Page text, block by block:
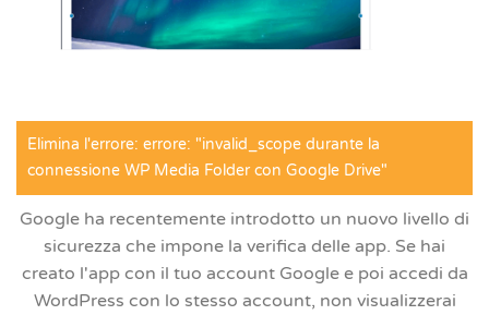
Elimina l'errore: errore: "invalid_scope durante la
connessione WP Media Folder con Google Drive"
Google ha recentemente introdotto un nuovo livello di
sicurezza che impone la verifica delle app. Se hai
creato l'app con il tuo account Google e poi accedi da
WordPress con lo stesso account, non visualizzerai